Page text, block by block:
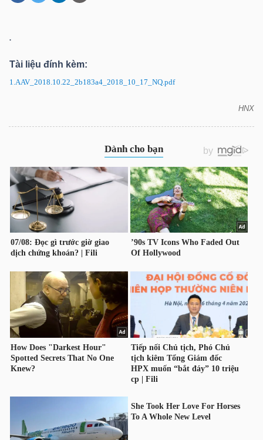
.
Tài liệu đính kèm:
1.AAV_2018.10.22_2b183a4_2018_10_17_NQ.pdf
HNX
ĐỘNG
TÀI
CHÍNH
HÀNG
HÓA
KINH
TẾ
GIỚI